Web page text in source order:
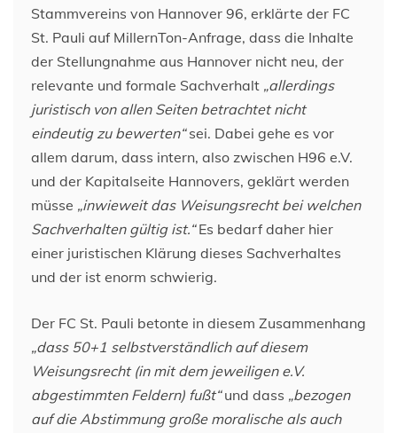
Stammvereins von Hannover 96, erklärte der FC
St. Pauli auf MillernTon-Anfrage, dass die Inhalte
der Stellungnahme aus Hannover nicht neu, der
relevante und formale Sachverhalt „allerdings
juristisch von allen Seiten betrachtet nicht
eindeutig zu bewerten“sei. Dabei gehe es vor
allem darum, dass intern, also zwischen H96 e.V.
und der Kapitalseite Hannovers, geklärt werden
müsse „inwieweit das Weisungsrecht bei welchen
Sachverhalten gültig ist.“Es bedarf daher hier
einer juristischen Klärung dieses Sachverhaltes
und der ist enorm schwierig.
Der FC St. Pauli betonte in diesem Zusammenhang
„dass 50+1 selbstverständlich auf diesem
Weisungsrecht (in mit dem jeweiligen e.V.
abgestimmten Feldern) fußt“und dass „bezogen
auf die Abstimmung große moralische als auch